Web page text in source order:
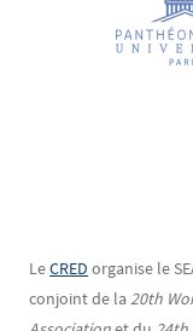
Contenu
Texte
LeCRED organise le
conjoint de la 20th